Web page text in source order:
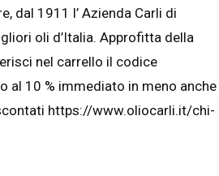
dal 1911 l’ Azienda Carli di
oli d’Italia. Approfitta della
nel carrello il codice
al 10 % immediato in meno anche
https://www.oliocarli.it/chi-